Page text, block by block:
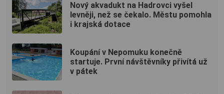
Nový akvadukt na Hadrovci vyšel
levněji, než se čekalo. Městu pomohla
i krajská dotace
Koupání v Nepomuku konečně
startuje. První návštěvníky přivítá už
v pátek